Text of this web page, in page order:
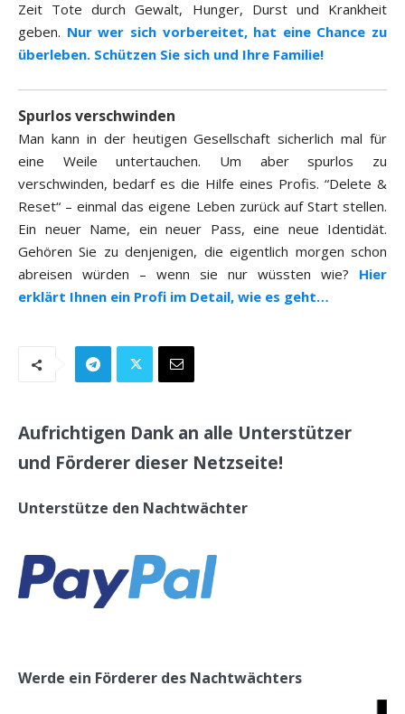
Zeit Tote durch Gewalt, Hunger, Durst und Krankheit
geben. Nur wer sich vorbereitet, hat eine Chance zu
überleben. Schützen Sie sich und Ihre Familie!
Spurlos verschwinden
Man kann in der heutigen Gesellschaft sicherlich mal für
eine Weile untertauchen. Um aber spurlos zu
verschwinden, bedarf es die Hilfe eines Profis. “Delete &
Reset“ – einmal das eigene Leben zurück auf Start stellen.
Ein neuer Name, ein neuer Pass, eine neue Identidät.
Gehören Sie zu denjenigen, die eigentlich morgen schon
abreisen würden – wenn sie nur wüssten wie? Hier
erklärt Ihnen ein Profi im Detail, wie es geht…
Aufrichtigen Dank an alle Unterstützer
und Förderer dieser Netzseite!
Unterstütze den Nachtwächter
Werde ein Förderer des Nachtwächters